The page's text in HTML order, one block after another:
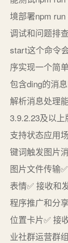
境部署npm
调试和问题排
start这个命令
序实现一个简
包含ding的消
解析消息处理
3.9.2.23及以
支持状态应用
键词触发图片
图片文件传输
表情✅ 接收和
程序推广和分
位置卡片✅ 接
业社群运营群